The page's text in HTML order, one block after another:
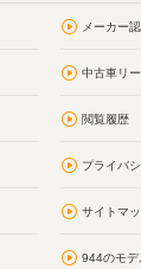
メーカー
中古車リー
閲覧履歴
プライバ
サイトマ
944のモデ